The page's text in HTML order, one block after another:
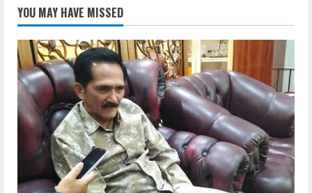
YOU MAY HAVE MISSED